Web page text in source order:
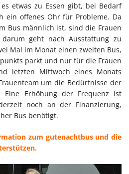
etwas zu Essen gibt, bei Bedarf
ein offenes Ohr für Probleme. Da
Bus männlich ist, sind die Frauen
geht nach Ausstattung zu
Mal im Monat einen zweiten Bus,
parkt und nur für die Frauen
letzten Mittwoch eines Monats
um die Bedürfnisse der
Eine Erhöhung der Frequenz ist
noch an der Finanzierung,
Bus benötigt.
zum gutenachtbus und die